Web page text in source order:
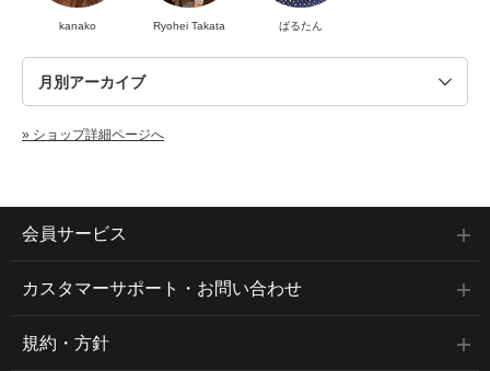
kanako Ryohei Takata ばるたん
» ショップ詳細ページへ
会員サービス
カスタマーサポート・お問い合わせ
規約・方針